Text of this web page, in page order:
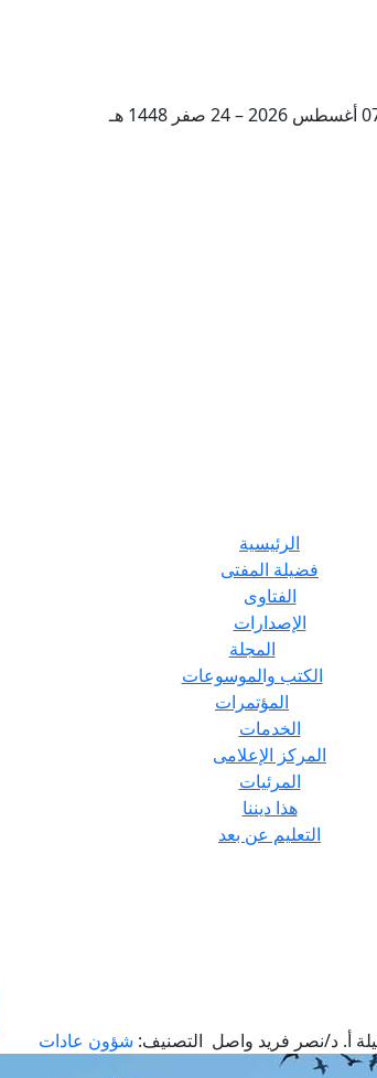
الرئيسية
فضيلة المفتى
الفتاوى
الإصدارات
المجلة
الكتب والموسوعات
المؤتمرات
الخدمات
المركز الإعلامى
المرئيات
هذا ديننا
التعليم عن بعد
أ. د/نصر فريد واصل التصنيف: شؤون عادات